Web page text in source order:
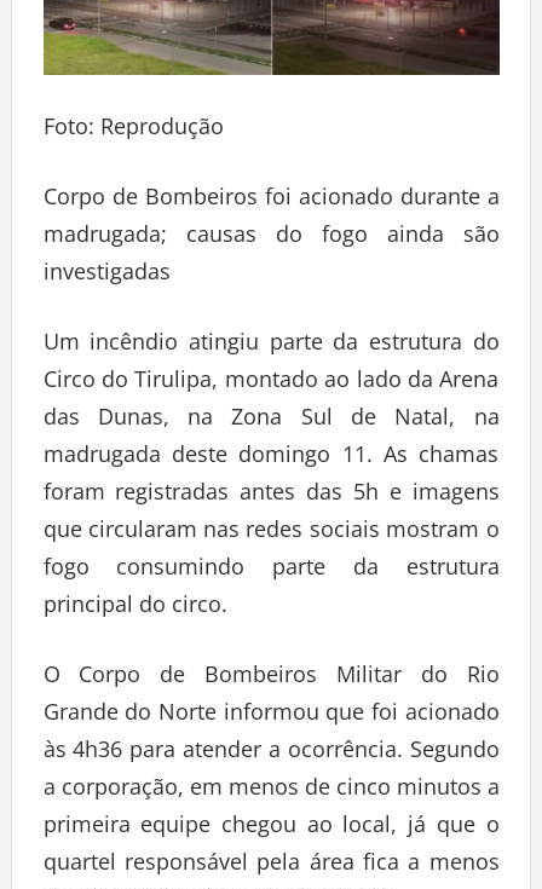
Foto: Reprodução
Corpo de Bombeiros foi acionado durante a
madrugada; causas do fogo ainda são
investigadas
Um incêndio atingiu parte da estrutura do
Circo do Tirulipa, montado ao lado da Arena
das Dunas, na Zona Sul de Natal, na
madrugada deste domingo 11. As chamas
foram registradas antes das 5h e imagens
que circularam nas redes sociais mostram o
fogo consumindo parte da estrutura
principal do circo.
O Corpo de Bombeiros Militar do Rio
Grande do Norte informou que foi acionado
às 4h36 para atender a ocorrência. Segundo
a corporação, em menos de cinco minutos a
primeira equipe chegou ao local, já que o
quartel responsável pela área fica a menos